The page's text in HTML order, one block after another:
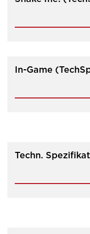
In-Game
Techn.